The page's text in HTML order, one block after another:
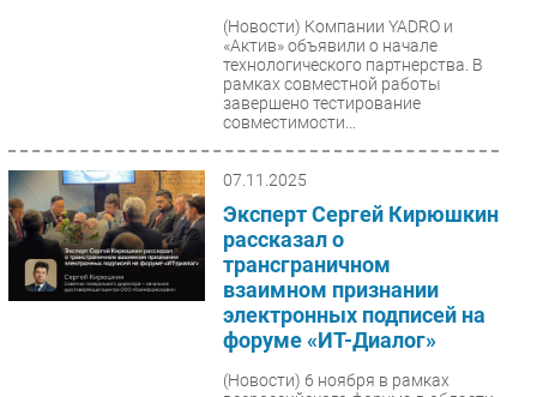
(Новости) Компании YADRO и
«Актив» объявили о начале
технологического партнерства. В
рамках совместной работы
завершено тестирование
совместимости...
07.11.2025
Эксперт Сергей Кирюшкин
рассказал о
трансграничном
взаимном признании
электронных подписей на
форуме «ИТ-Диалог»
(Новости) 6 ноября в рамках